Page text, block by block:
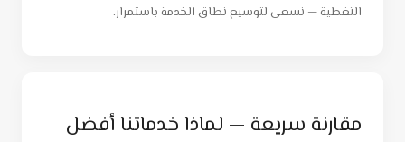
التغطية — نسعى لتوسيع نطاق الخدمة باستمرار.
مقارنة سريعة — لماذا خدماتنا أفضل